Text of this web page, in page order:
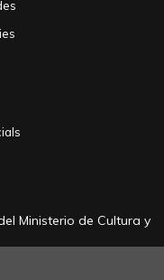
Ministerio de Cultura y